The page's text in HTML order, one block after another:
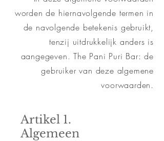
worden de hiernavolgende termen in
de navolgende betekenis gebruikt,
tenzij uitdrukkelijk anders is
aangegeven. The Pani Puri Bar: de
gebruiker van deze algemene
voorwaarden.
Artikel 1.
Algemeen